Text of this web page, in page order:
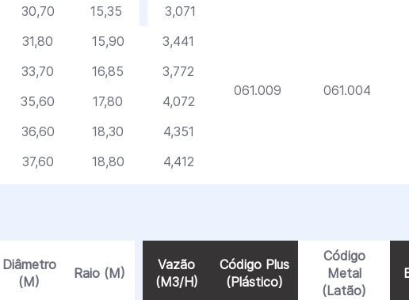
30,70 15,35 3,071
061.009 061.004
31,80 15,90
3,441
33,70 16,85
3,772
35,60 17,80
4,072
36,60 18,30
4,351
37,60 18,80 4,412
Diâmetro
(M)
Raio (M)
Vazão
(M3/H)
Código Plus
(Plástico)
Código
Metal
(Latão)